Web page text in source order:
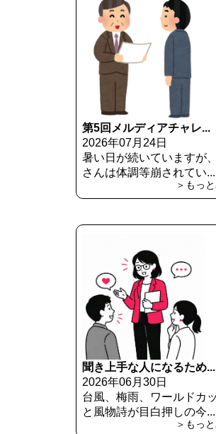
第5回メルディアチャレ...
2026年07月24日
暑い日が続いていますが
さんは体調等崩されてい...
＞もっ
聞き上手な人になるため...
2026年06月30日
台風、梅雨、ワールドカ
と風物詩が目白押しの今...
＞もっ